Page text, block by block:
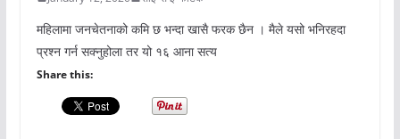
महिलामा जनचेतनाको कमि छ भन्दा खासै फरक छैन । मैले यसो भनिरहदा
प्रश्न गर्न सक्नुहोला तर यो १६ आना सत्य
Share this: